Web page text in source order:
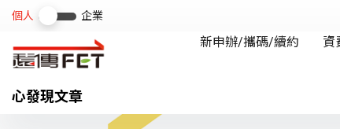
心發現文章